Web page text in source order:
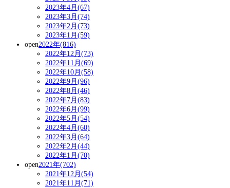
2023年4月(67)
2023年3月(74)
2023年2月(73)
2023年1月(59)
open2022年(816)
2022年12月(73)
2022年11月(69)
2022年10月(58)
2022年9月(96)
2022年8月(46)
2022年7月(83)
2022年6月(99)
2022年5月(54)
2022年4月(60)
2022年3月(64)
2022年2月(44)
2022年1月(70)
open2021年(702)
2021年12月(54)
2021年11月(71)